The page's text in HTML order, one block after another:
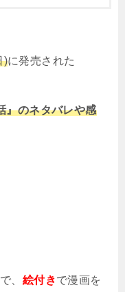
)に発売された
』のネタバレや感
、 絵付きで漫画を